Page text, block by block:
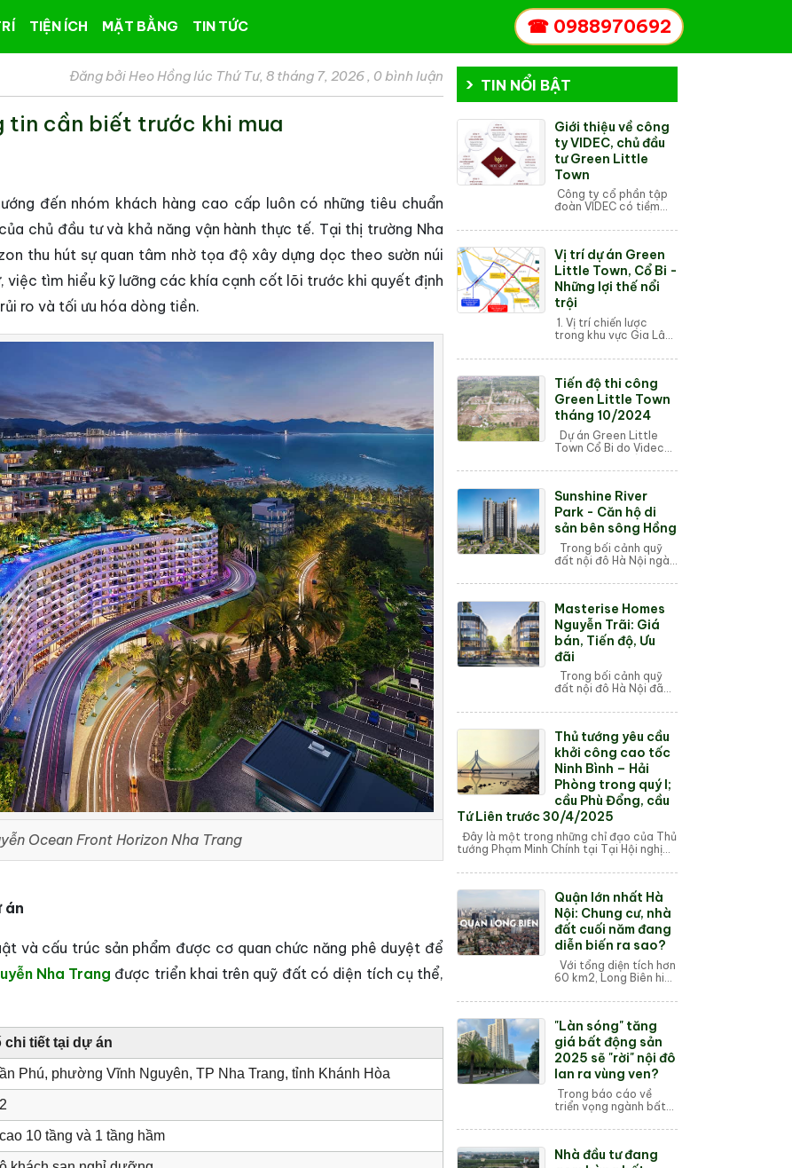
TIỆN ÍCH MẶT BẰNG TIN TỨC ☎ 0988970692
Đăng bởi Heo Hồng lúc Thứ Tư, 8 tháng 7, 2026, 0 bình luận
tin cần biết trước khi mua
đến nhóm khách hàng cao cấp luôn có những tiêu chuẩn
chủ đầu tư và khả năng vận hành thực tế. Tại thị trường Nha
thu hút sự quan tâm nhờ tọa độ xây dựng dọc theo sườn núi
việc tìm hiểu kỹ lưỡng các khía cạnh cốt lõi trước khi quyết định
ro và tối ưu hóa dòng tiền.
Ocean Front Horizon Nha Trang
án
và cấu trúc sản phẩm được cơ quan chức năng phê duyệt để
Nha Trang được triển khai trên quỹ đất có diện tích cụ thể,
chi tiết tại dự án
Phú, phường Vĩnh Nguyên, TP Nha Trang, tỉnh Khánh Hòa
10 tầng và 1 tầng hầm
TIN NỔI BẬT
Giới thiệu về công
ty VIDEC, chủ đầu
tư Green Little
Town
Công ty cổ phần tập
đoàn VIDEC có tiềm
phần đầu tư thiết kế và
trải qua hơn 21 năm
hình thành và phát...
Vị trí dự án Green
Little Town, Cổ Bi -
Những lợi thế nổi
trội
1. Vị trí chiến lược
trong khu vực Gia Lâm
phía Đông của Hà Nội:
Town tọa lạc tại Gia
Lâm, một trong ...
Tiến độ thi công
Green Little Town
tháng 10/2024
Dự án Green Little
Town Cổ Bi do Videc
tiến hành đúng tiến độ,
mục công trình quan
trọng đang ...
Sunshine River
Park - Căn hộ di
sản bên sông Hồng
Trong bối cảnh quỹ
đất nội đô Hà Nội ngày
xuất hiện của Sunshine
Thượng, Tây Hồ)
không chỉ giải cơn
khá...
Masterise Homes
Nguyễn Trãi: Giá
bán, Tiến độ, Ưu
đãi
Trong bối cảnh quỹ
đất nội đô Hà Nội đã
kiệt", sự xuất hiện của
Nguyễn Trãi (số 233 –
235 Nguy...
Thủ tướng yêu cầu
khởi công cao tốc
Ninh Bình – Hải
Phòng trong quý I;
cầu Phù Đổng, cầu
Tứ Liên trước 30/4/2025
Đây là một trong những chỉ đạo của Thủ
tướng Phạm Minh Chính tại Tại Hội nghị
bằng sông Hồng và côn...
Quận lớn nhất Hà
Nội: Chung cư, nhà
đất cuối năm đang
diễn biến ra sao?
Với tổng diện tích hơn
60 km2, Long Biên hiện
nhất Thủ đô Hà Nội.
cuối năm, giá chung
cư, n...
"Làn sóng" tăng
giá bất động sản
2025 sẽ "rời" nội đô
lan ra vùng ven?
Trong báo cáo về
triển vọng ngành bất
2025, nhóm phân tích
Vietcombank (VCBS)
Nhà đầu tư đang